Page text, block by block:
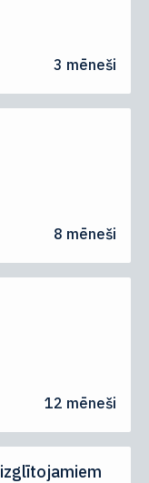
3 mēneši
8 mēneši
12 mēneši